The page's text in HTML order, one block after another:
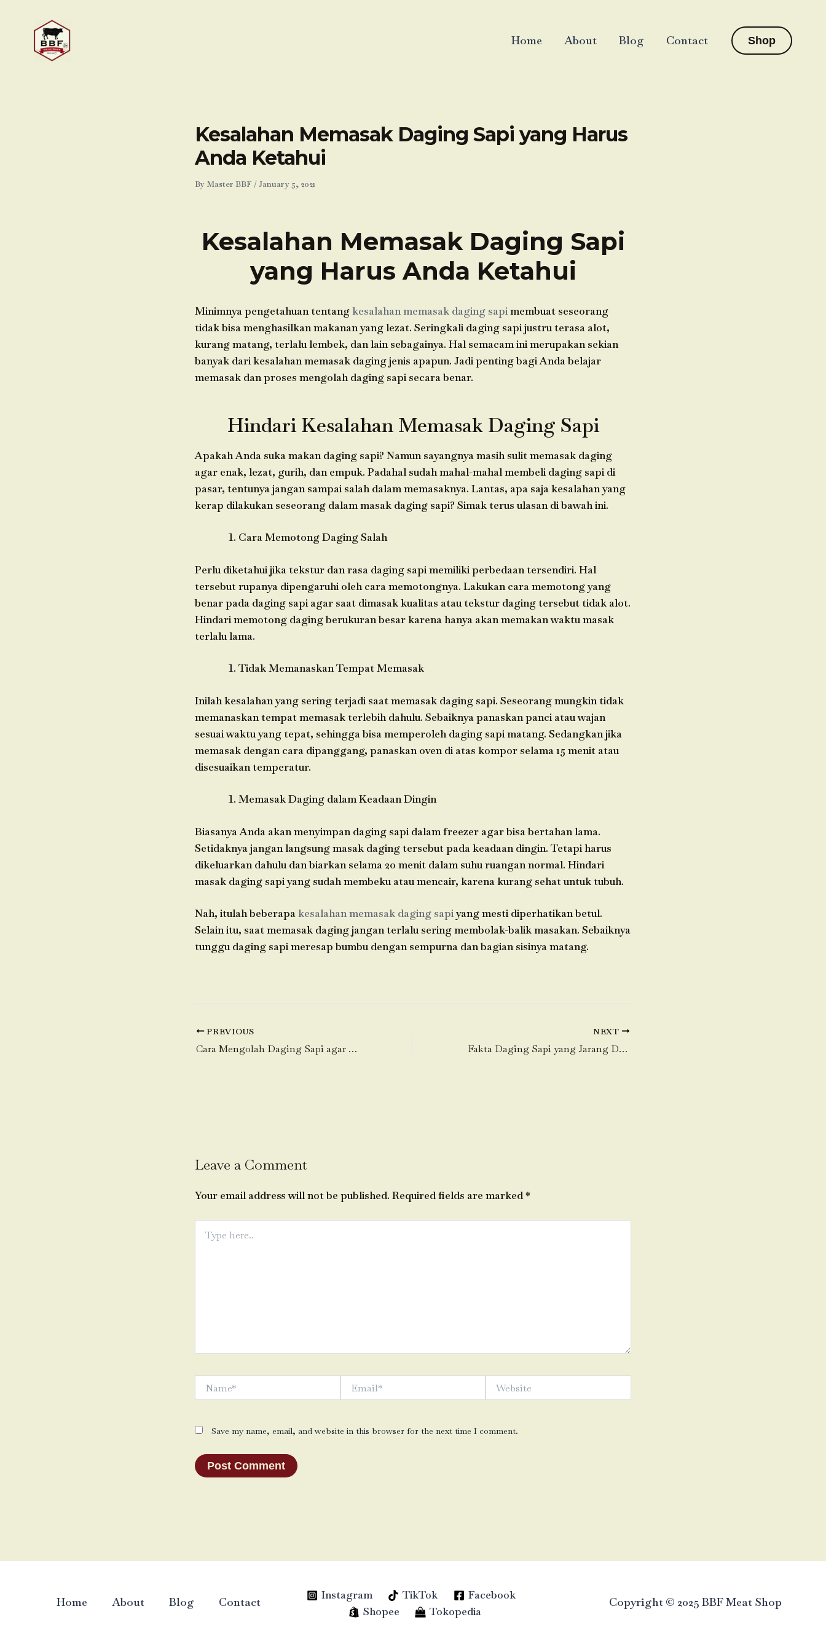
Home About Blog Contact Shop
Kesalahan Memasak Daging Sapi yang Harus
Anda Ketahui
By Master BBF /January 5, 2021
Kesalahan Memasak Daging Sapi
yang Harus Anda Ketahui
Minimnya pengetahuan tentangkesalahanmemasak daging sapimembuat seseorang
tidak bisa menghasilkan makanan yang lezat. Seringkali daging sapi justru terasa alot,
kurang matang, terlalu lembek, dan lain sebagainya. Hal semacam ini merupakan sekian
banyak dari kesalahan memasak daging jenis apapun. Jadi penting bagi Anda belajar
memasak dan proses mengolah daging sapi secara benar.
Hindari Kesalahan Memasak Daging Sapi
Apakah Anda suka makan daging sapi? Namun sayangnya masih sulit memasak daging
agar enak, lezat, gurih, dan empuk. Padahal sudah mahal-mahal membeli daging sapi di
pasar, tentunya jangan sampai salah dalam memasaknya. Lantas, apa saja kesalahan yang
kerap dilakukan seseorang dalam masak daging sapi? Simak terus ulasan di bawah ini.
Cara Memotong Daging Salah
Perlu diketahui jika tekstur dan rasa daging sapi memiliki perbedaan tersendiri. Hal
tersebut rupanya dipengaruhi oleh cara memotongnya. Lakukan cara memotong yang
benar pada daging sapi agar saat dimasak kualitas atau tekstur daging tersebut tidak alot.
Hindari memotong daging berukuran besar karena hanya akan memakan waktu masak
terlalu lama.
Tidak Memanaskan Tempat Memasak
Inilah kesalahan yang sering terjadi saat memasak daging sapi. Seseorang mungkin tidak
memanaskan tempat memasak terlebih dahulu. Sebaiknya panaskan panci atau wajan
sesuai waktu yang tepat, sehingga bisa memperoleh daging sapi matang. Sedangkan jika
memasak dengan cara dipanggang, panaskan oven di atas kompor selama 15 menit atau
disesuaikan temperatur.
Memasak Daging dalam Keadaan Dingin
Biasanya Anda akan menyimpan daging sapi dalam freezer agar bisa bertahan lama.
Setidaknya jangan langsung masak daging tersebut pada keadaan dingin. Tetapi harus
dikeluarkan dahulu dan biarkan selama 20 menit dalam suhu ruangan normal. Hindari
masak daging sapi yang sudah membeku atau mencair, karena kurang sehat untuk tubuh.
Nah, itulah beberapakesalahan memasak daging sapiyang mesti diperhatikan betul.
Selain itu, saat memasak daging jangan terlalu sering membolak-balik masakan. Sebaiknya
tunggu daging sapi meresap bumbu dengan sempurna dan bagian sisinya matang.
PREVIOUS
Cara Mengolah Daging Sapi agar Empuk dan Enak
NEXT
Fakta Daging Sapi yang Jarang Diketahui Banyak Orang
Leave a Comment
Your email address will not be published. Required fields are marked*
here..
Save my name, email, and website in this browser for the next time I comment.
Home About Blog Contact
Instagram TikTok
Facebook
Shopee
Tokopedia
Copyright © 2025 BBF Meat Shop